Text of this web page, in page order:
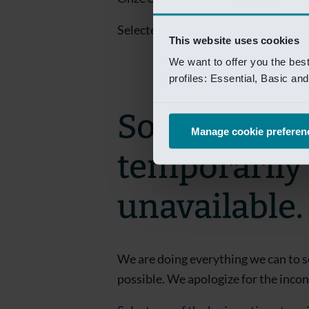
This website uses cookies
We want to offer you the
profiles: Essential, Basic
Manage cookie
Selecteer een van de login opties
Sorry! This
temporarily
unavailable.
We are doing everything we can to
possible. We apologize for the